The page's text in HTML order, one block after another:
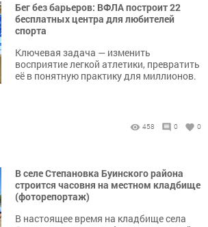
Бег без барьеров: ВФЛА построит 22
бесплатных центра для любителей
спорта
Ключевая задача — изменить
восприятие легкой атлетики, превратить
её в понятную практику для миллионов.
458 0 0
В селе Степановка Буинского района
строится часовня на местном кладбище
(фоторепортаж)
В настоящее время на кладбище села